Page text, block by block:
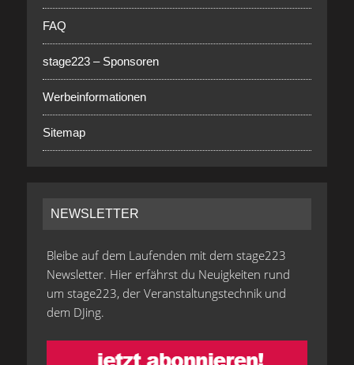
FAQ
stage223 – Sponsoren
Werbeinformationen
Sitemap
NEWSLETTER
Bleibe auf dem Laufenden mit dem stage223
Newsletter. Hier erfährst du Neuigkeiten rund
um stage223, der Veranstaltungstechnik und
dem DJing.